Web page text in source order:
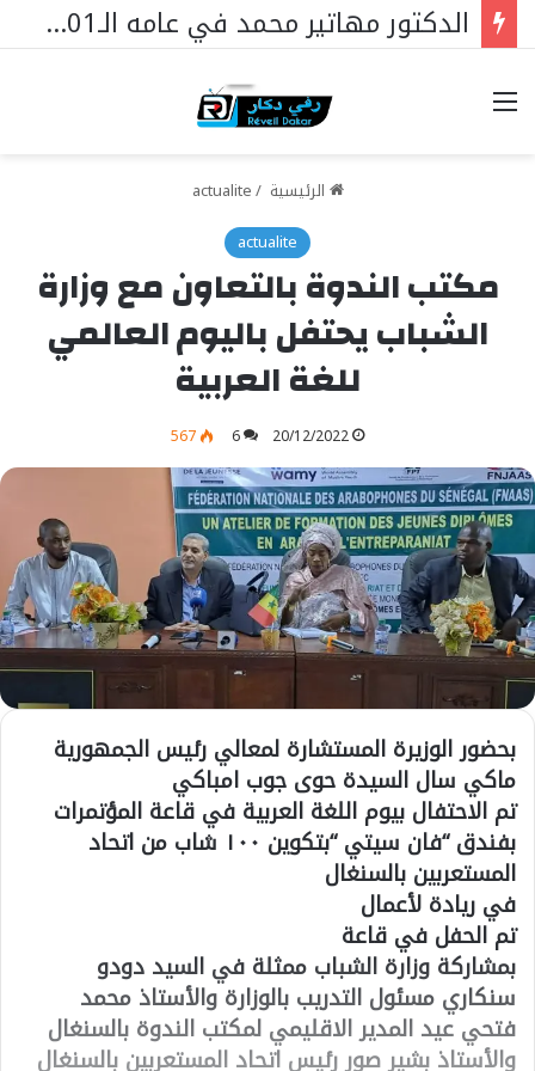
الدكتور مهاتير محمد في عامه الـ101… قائدٌ استثنائي ورمزٌ خالد في مسيرة نهضة ماليزيا.
خيارات
الرئيسية /
actualite
actualite
مكتب الندوة بالتعاون مع وزارة
الشباب يحتفل باليوم العالمي
للغة العربية
20/12/2022
6
567
بحضور الوزيرة المستشارة لمعالي رئيس الجمهورية
ماكي سال السيدة حوى جوب امباكي
تم الاحتفال بيوم اللغة العربية في قاعة المؤتمرات
بفندق “فان سيتي “بتكوين ١٠٠ شاب من اتحاد
المستعربين بالسنغال
في ريادة لأعمال
تم الحفل في قاعة
بمشاركة وزارة الشباب ممثلة في السيد دودو
سنكاري مسئول التدريب بالوزارة والأستاذ محمد
فتحي عيد المدير الاقليمي لمكتب الندوة بالسنغال
والأستاذ بشير صور رئيس اتحاد المستعربين بالسنغال